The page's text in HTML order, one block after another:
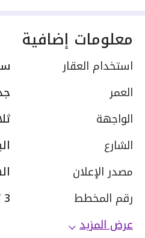
معلومات إضافية
استخدام العقار
العمر
الواجهة
الشارع
مصدر الإعلان
رقم المخطط
3 / 238 / ع
عرض المزيد